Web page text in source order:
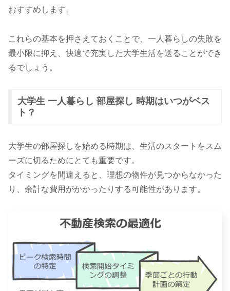
おすすめします。
これらの基本を押さえておくことで、一人暮らしの失敗を
最小限に抑え、快適で充実した大学生活を送ることができ
るでしょう。
大学生 一人暮らし 部屋探し 時期はいつがベス
ト？
大学生の部屋探しを始める時期は、生活のスタートをスム
ーズに切るためにとても重要です。
タイミングを間違えると、理想の物件が見つからなかった
り、余計な費用がかかったりする可能性があります。